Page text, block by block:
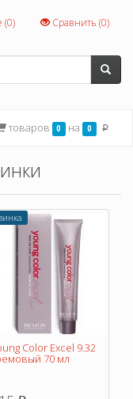
(0) Сравнить (0)
товаров 0 на 0 p
Color Excel 9.32
70 мл